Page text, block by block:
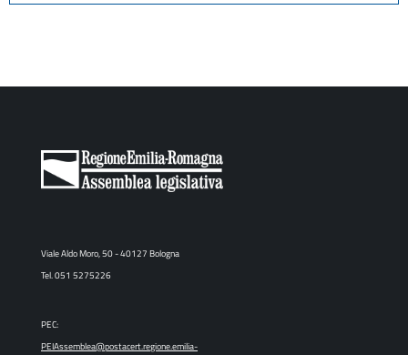
Viale Aldo Moro, 50 - 40127 Bologna
Tel. 051 5275226
PEC:
PEIAssemblea@postacert.regione.emilia-